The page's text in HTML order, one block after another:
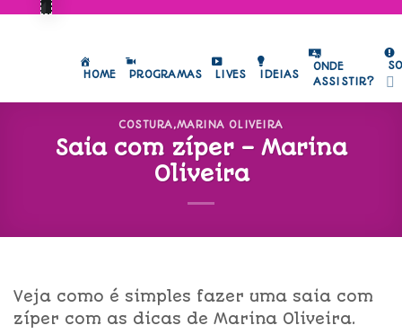
HOME PROGRAMAS LIVES IDEIAS
ONDE
ASSISTIR?
COSTURA,MARINA OLIVEIRA
Saia com zíper – Marina
Oliveira
Veja como é simples fazer uma saia com
zíper com as dicas de Marina Oliveira.